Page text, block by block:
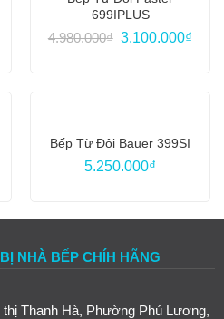
699IPLUS
4.980.000₫ Giá
3.100.000₫
Bếp Từ Đôi Bauer 399SI
5.250.000₫
NHÀ BẾP CHÍH HÃNG
Thanh Hà, Phường Phú Lương,